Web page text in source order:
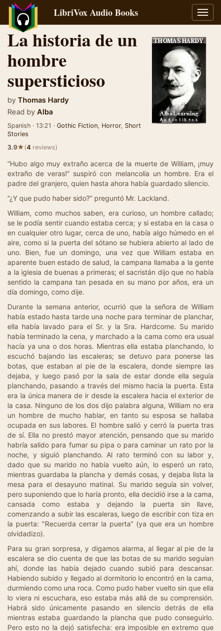
LibriVox Audio Books
La historia de un
hombre
supersticioso
by Thomas Hardy
Read by Alba
Spanish · 13:21 · Gothic Fiction, Horror, Short
Stories
3.9★(4 reviews)
“Hubo algo muy extraño acerca de la muerte de William, ¡muy
extraño de veras!” suspiró con melancolía un hombre. Era el
padre del granjero, quien hasta ahora había guardado silencio.
“¿Y que pudo haber sido?” preguntó Mr. Lackland.
William, como muchos saben, era curioso, un hombre callado;
se le podía sentir cuando estaba cerca; y si estaba en la casa o
en cualquier otro lugar, cerca de uno, había algo húmedo en el
aire, como si la puerta del sótano se hubiera abierto al lado de
uno. Bien, fue un domingo, una vez que William estaba en
aparente buen estado de salud, la campana llamaba a la gente
a la iglesia de buenas a primeras; el sacristán dijo que no había
sentido la campana tan pesada en su mano por años, era un
día domingo, como dije.
Durante la semana anterior, ocurrió que la señora de William
había estado hasta tarde una noche para terminar de planchar,
ella había lavado para el Sr. y la Sra. Hardcome. Su marido
había terminado la cena, y marchado a la cama como era usual
hacía ya una o dos horas. Mientras ella estaba planchando, lo
escuchó bajando las escaleras; se detuvo para ponerse las
botas, que estaban al pie de la escalera, donde siempre las
dejaba, y luego pasó por la sala de estar donde ella seguía
planchando, pasando a través del mismo hacia la puerta. Esta
era la única manera de ir desde la escalera hacia el exterior de
la casa. Ninguno de los dos dijo palabra alguna, William no era
un hombre de mucho hablar, en tanto su esposa se hallaba
ocupada en sus labores. El hombre salió y cerró la puerta tras
de sí. Ella no prestó mayor atención, pensando que su marido
habría salido para fumar su pipa o para caminar un rato por la
noche, y siguió planchando. Al rato terminó con su labor y,
dado que su marido no había vuelto aún, lo esperó un rato,
mientras guardaba la plancha y demás cosas, y dejaba lista la
mesa para el desayuno matinal. Su marido seguía sin volver,
pero suponiendo que lo haría pronto, ella decidió irse a la cama,
cansada como estaba y dejando la puerta sin llave,
comenzando a subir las escaleras, luego de escribir con tiza en
la puerta: "Recuerda cerrar la puerta” (ya que era un hombre
olvidadizo).
Para su gran sorpresa, y digamos alarma, al llegar al pie de la
escalera se dio cuenta de que las botas de su marido seguían
ahí, donde las había dejado cuando subió para descansar.
Habiendo subido y llegado al dormitorio lo encontró en la cama,
durmiendo como una roca. Como pudo haber vuelto sin que ella
lo viera ni escuchara, eso estaba más allá de su comprensión.
Habrá sido únicamente pasando en silencio detrás de ella
mientras estaba guardando la plancha que pudo conseguirlo.
Pero esto no la dejó satisfecha: era imposible en extremo que